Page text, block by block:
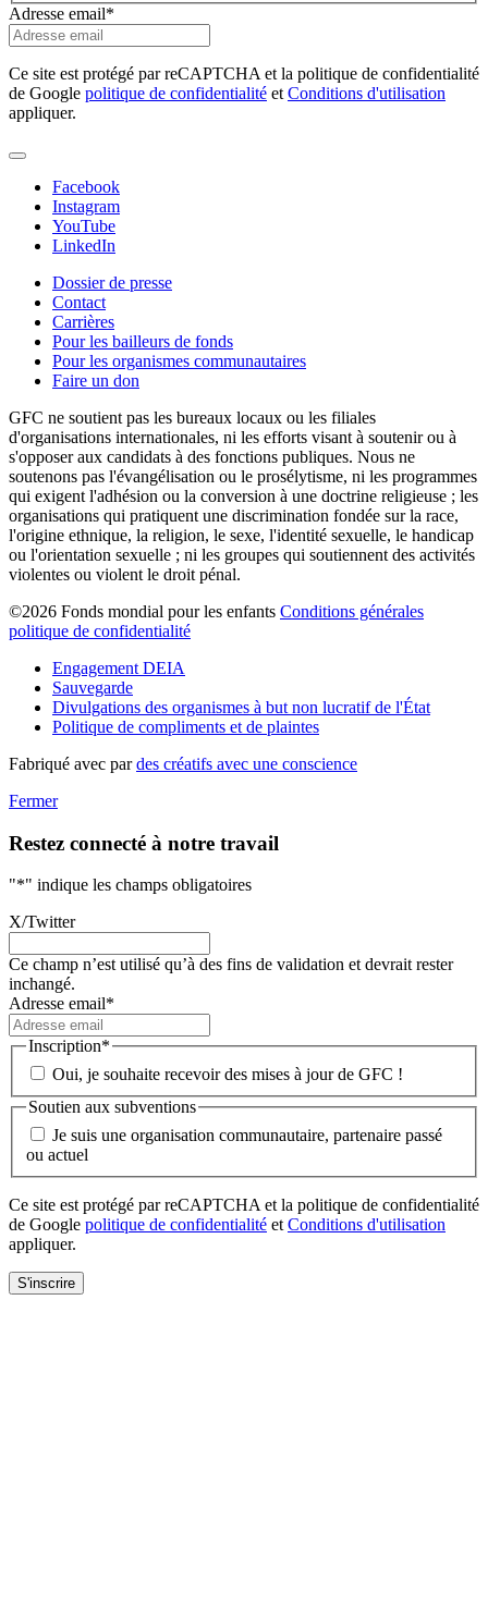
Adresse email*
Ce site est protégé par reCAPTCHA et la politique de confidentialité
de Google politique de confidentialité et Conditions d'utilisation
appliquer.
Facebook
Instagram
YouTube
LinkedIn
Dossier de presse
Contact
Carrières
Pour les bailleurs de fonds
Pour les organismes communautaires
Faire un don
GFC ne soutient pas les bureaux locaux ou les filiales
d'organisations internationales, ni les efforts visant à soutenir ou à
s'opposer aux candidats à des fonctions publiques. Nous ne
soutenons pas l'évangélisation ou le prosélytisme, ni les programmes
qui exigent l'adhésion ou la conversion à une doctrine religieuse ; les
organisations qui pratiquent une discrimination fondée sur la race,
l'origine ethnique, la religion, le sexe, l'identité sexuelle, le handicap
ou l'orientation sexuelle ; ni les groupes qui soutiennent des activités
violentes ou violent le droit pénal.
©2026 Fonds mondial pour les enfants Conditions générales
politique de confidentialité
Engagement DEIA
Sauvegarde
Divulgations des organismes à but non lucratif de l'État
Politique de compliments et de plaintes
Fabriqué avec pardes créatifs avec une conscience
Fermer
Restez connecté à notre travail
"*" indique les champs obligatoires
X/Twitter
Ce champ n’est utilisé qu’à des fins de validation et devrait rester
inchangé.
Adresse email*
Inscription*
Oui, je souhaite recevoir des mises à jour de GFC !
Soutien aux subventions
Je suis une organisation communautaire, partenaire passé
ou actuel
Ce site est protégé par reCAPTCHA et la politique de confidentialité
de Google politique de confidentialité et Conditions d'utilisation
appliquer.